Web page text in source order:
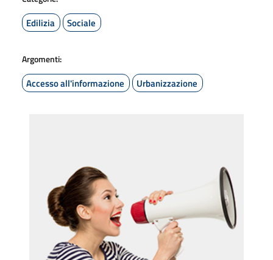
Edilizia Sociale
Argomenti:
Accesso all'informazione Urbanizzazione